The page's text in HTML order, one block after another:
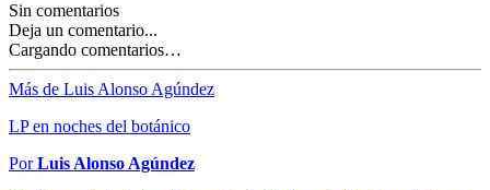
Sin comentarios
Deja un comentario...
Cargando comentarios…
Más de Luis Alonso Agúndez
LP en noches del botánico
PorLuis Alonso Agúndez